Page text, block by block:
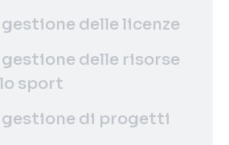
delle licenze
delle risorse
sport
di progetti